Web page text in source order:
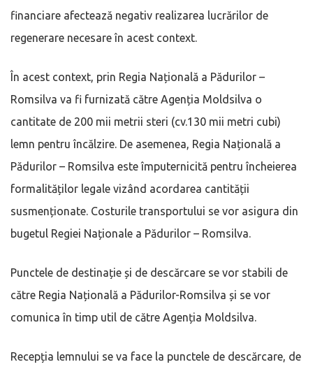
financiare afectează negativ realizarea lucrărilor de
regenerare necesare în acest context.
În acest context, prin Regia Națională a Pădurilor –
Romsilva va fi furnizată către Agenția Moldsilva o
cantitate de 200 mii metrii steri (cv.130 mii metri cubi)
lemn pentru încălzire. De asemenea, Regia Națională a
Pădurilor – Romsilva este împuternicită pentru încheierea
formalităților legale vizând acordarea cantității
susmenționate. Costurile transportului se vor asigura din
bugetul Regiei Naționale a Pădurilor – Romsilva.
Punctele de destinație și de descărcare se vor stabili de
către Regia Națională a Pădurilor-Romsilva și se vor
comunica în timp util de către Agenția Moldsilva.
Recepția lemnului se va face la punctele de descărcare, de